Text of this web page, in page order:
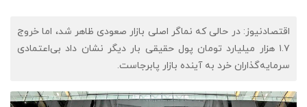
اقتصادنیوز: در حالی که نماگر اصلی بازار صعودی ظاهر شد، اما خروج
۱.۷ هزار میلیارد تومان پول حقیقی بار دیگر نشان داد بی‌اعتمادی
سرمایه‌گذاران خرد به آینده بازار پابرجاست.